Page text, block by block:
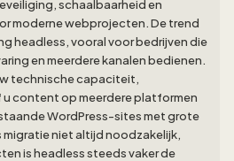
schaalbaarheid en
moderne webprojecten. De trend
headless, vooral voor bedrijven die
en meerdere kanalen bedienen.
technische capaciteit,
content op meerdere platformen
WordPress-sites met grote
niet altijd noodzakelijk,
is headless steeds vaker de